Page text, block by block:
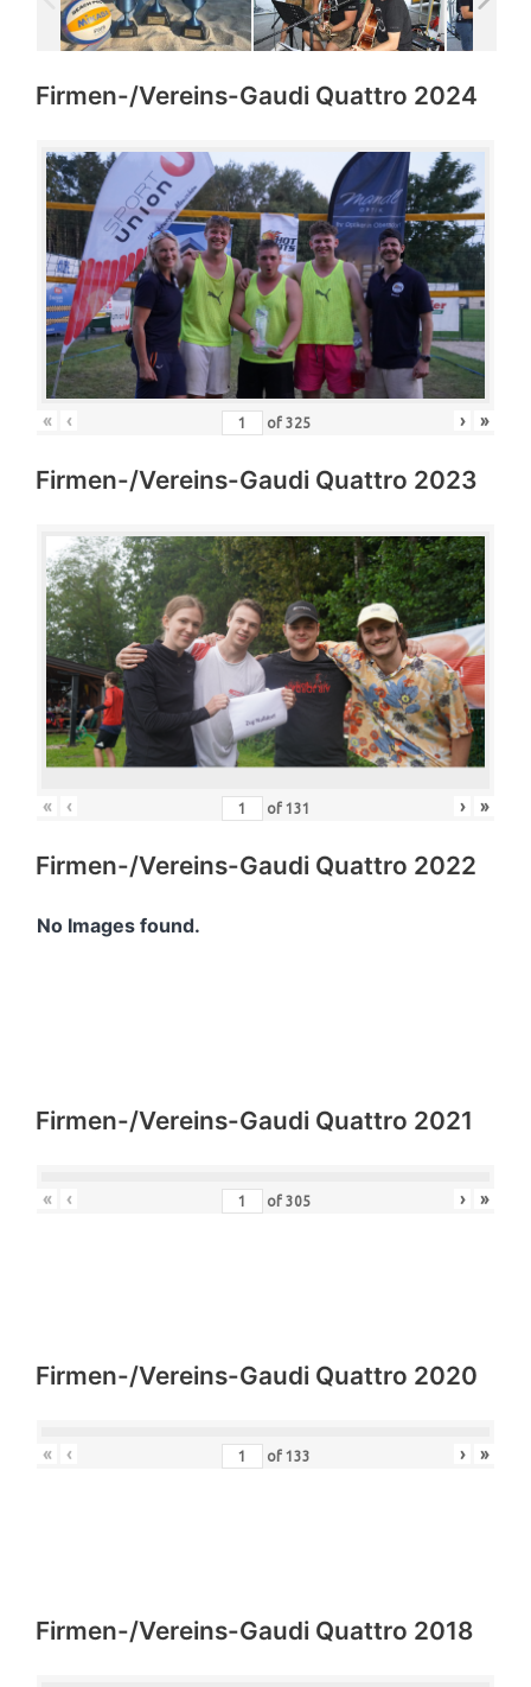
Firmen-/Vereins-Gaudi Quattro 2024
« ‹ of 325 › »
Firmen-/Vereins-Gaudi Quattro 2023
« ‹ of 131 › »
Firmen-/Vereins-Gaudi Quattro 2022
No Images found.
Firmen-/Vereins-Gaudi Quattro 2021
« ‹ of 305 › »
Firmen-/Vereins-Gaudi Quattro 2020
« ‹ of 133 › »
Firmen-/Vereins-Gaudi Quattro 2018